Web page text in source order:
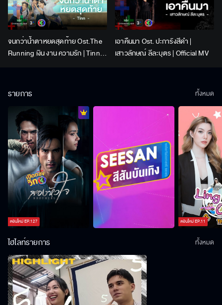
จนกว่าน้ำตาหยดสุดท้าย Ost.The
Running เงิน งาน ความรัก | Tinn |
เอาคืนมา Ost. ปะการังสีดำ |
เสาวลักษณ์ ลีละบุตร | Official MV
รายการ
ตอนใหม่EP.127 ตอนใหม่EP.11
ทั้งหมด
ไฮไลท์รายการ ทั้งหมด